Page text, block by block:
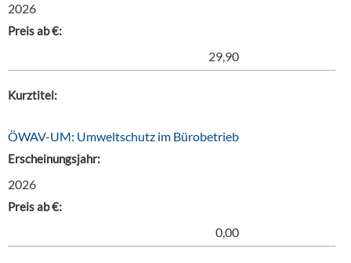
2026
Preis ab €:
29,90
Kurztitel:
ÖWAV-UM: Umweltschutz im Bürobetrieb
Erscheinungsjahr:
2026
Preis ab €:
0,00